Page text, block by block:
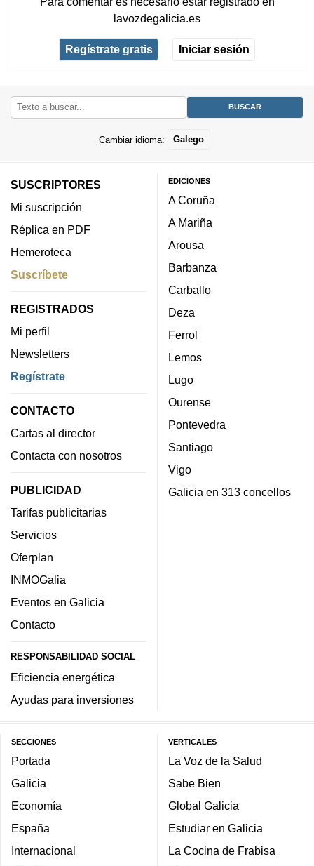
lavozdegalicia.es
Regístrate gratis Iniciar sesión
Cambiar idioma: Galego
SUSCRIPTORES
Mi suscripción
Réplica en PDF
Hemeroteca
Suscríbete
REGISTRADOS
Mi perfil
Newsletters
Regístrate
CONTACTO
Cartas al director
Contacta con nosotros
PUBLICIDAD
Tarifas publicitarias
Servicios
Oferplan
INMOGalia
Eventos en Galicia
Contacto
RESPONSABILIDAD SOCIAL
Eficiencia energética
Ayudas para inversiones
EDICIONES
A Coruña
A Mariña
Arousa
Barbanza
Carballo
Deza
Ferrol
Lemos
Lugo
Ourense
Pontevedra
Santiago
Vigo
Galicia en 313 concellos
SECCIONES
Portada
Galicia
Economía
España
Internacional
VERTICALES
La Voz de la Salud
Sabe Bien
Global Galicia
Estudiar en Galicia
La Cocina de Frabisa